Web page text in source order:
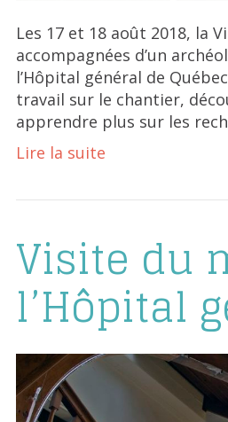
Les 17 et 18 août 2018, la
accompagnées d’un
l’Hôpital général de
travail sur le chantier,
apprendre plus sur les
Lire la suite
Visite du
l’Hôpital